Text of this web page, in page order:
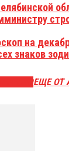
на
знаков
ЕЩЕ ОТ